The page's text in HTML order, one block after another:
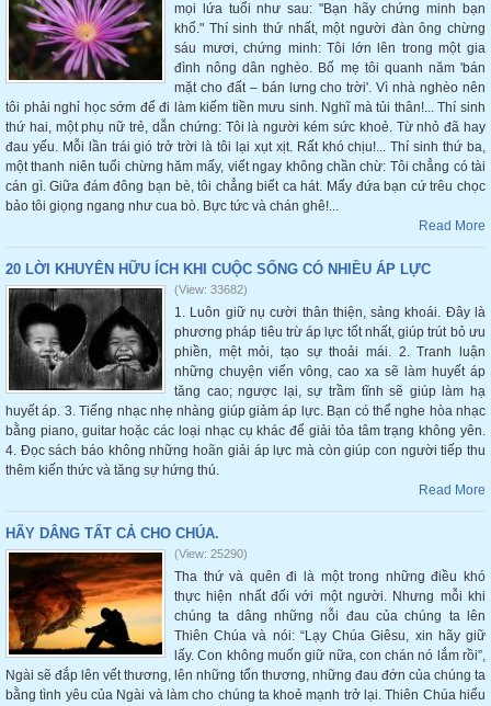
mọi lứa tuổi như sau: "Bạn hãy chứng minh bạn
khổ." Thí sinh thứ nhất, một người đàn ông chừng
sáu mươi, chứng minh: Tôi lớn lên trong một gia
đình nông dân nghèo. Bố mẹ tôi quanh năm 'bán
mặt cho đất – bán lưng cho trời'. Vì nhà nghèo nên
tôi phải nghỉ học sớm để đi làm kiếm tiền mưu sinh. Nghĩ mà tủi thân!... Thí sinh
thứ hai, một phụ nữ trẻ, dẫn chứng: Tôi là người kém sức khoẻ. Từ nhỏ đã hay
đau yếu. Mỗi lần trái gió trở trời là tôi lại xụt xịt. Rất khó chịu!... Thí sinh thứ ba,
một thanh niên tuổi chừng hăm mấy, viết ngay không chần chừ: Tôi chẳng có tài
cán gì. Giữa đám đông bạn bè, tôi chẳng biết ca hát. Mấy đứa bạn cứ trêu chọc
bảo tôi giọng ngang như cua bò. Bực tức và chán ghê!...
Read More
20 LỜI KHUYÊN HỮU ÍCH KHI CUỘC SỐNG CÓ NHIỀU ÁP LỰC
(View: 33682)
1. Luôn giữ nụ cười thân thiện, sảng khoái. Đây là
phương pháp tiêu trừ áp lực tốt nhất, giúp trút bỏ ưu
phiền, mệt mỏi, tạo sự thoải mái. 2. Tranh luận
những chuyện viển vông, cao xa sẽ làm huyết áp
tăng cao; ngược lại, sự trầm tĩnh sẽ giúp làm hạ
huyết áp. 3. Tiếng nhạc nhẹ nhàng giúp giảm áp lực. Bạn có thể nghe hòa nhạc
bằng piano, guitar hoặc các loại nhạc cụ khác để giải tỏa tâm trạng không yên.
4. Đọc sách báo không những hoãn giải áp lực mà còn giúp con người tiếp thu
thêm kiến thức và tăng sự hứng thú.
Read More
HÃY DÂNG TẤT CẢ CHO CHÚA.
(View: 25290)
Tha thứ và quên đi là một trong những điều khó
thực hiện nhất đối với một người. Nhưng mỗi khi
chúng ta dâng những nỗi đau của chúng ta lên
Thiên Chúa và nói: “Lạy Chúa Giêsu, xin hãy giữ
lấy. Con không muốn giữ nữa, con chán nó lắm rồi”,
Ngài sẽ đắp lên vết thương, lên những tổn thương, những đau đớn của chúng ta
bằng tình yêu của Ngài và làm cho chúng ta khoẻ mạnh trở lại. Thiên Chúa hiểu